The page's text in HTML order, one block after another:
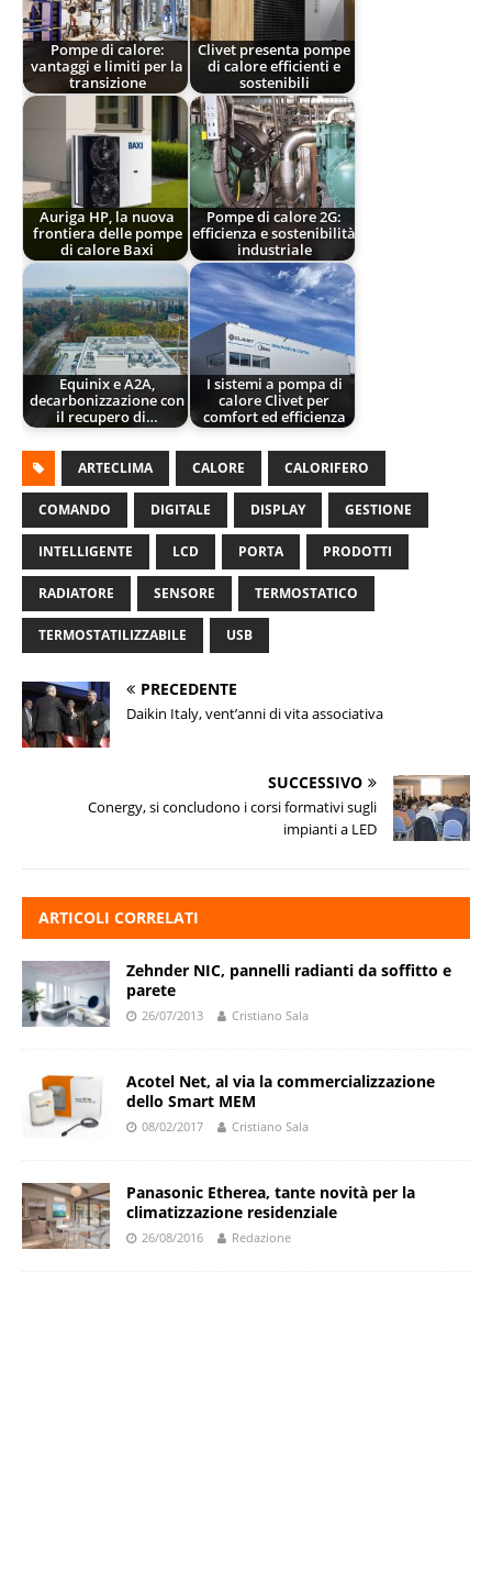
Pompe di calore:
vantaggi e limiti per la
transizione
Clivet presenta pompe
di calore efficienti e
sostenibili
Auriga HP, la nuova
frontiera delle pompe
di calore Baxi
Pompe di calore 2G:
efficienza e sostenibilità
industriale
Equinix e A2A,
decarbonizzazione con
il recupero di…
I sistemi a pompa di
calore Clivet per
comfort ed efficienza
ARTECLIMA CALORE CALORIFERO
COMANDO DIGITALE DISPLAY GESTIONE
INTELLIGENTE LCD PORTA PRODOTTI
RADIATORE SENSORE TERMOSTATICO
TERMOSTATILIZZABILE USB
PRECEDENTE
Daikin Italy, vent’anni di vita associativa
SUCCESSIVO
Conergy, si concludono i corsi formativi sugli
impianti a LED
ARTICOLI CORRELATI
Zehnder NIC, pannelli radianti da soffitto e
parete
26/07/2013 Cristiano Sala
Acotel Net, al via la commercializzazione
dello Smart MEM
08/02/2017 Cristiano Sala
Panasonic Etherea, tante novità per la
climatizzazione residenziale
26/08/2016 Redazione